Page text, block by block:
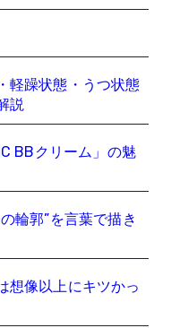
軽躁状態・うつ状態
説
BBクリーム」の魅
輪郭”を言葉で描き
想像以上にキツかっ